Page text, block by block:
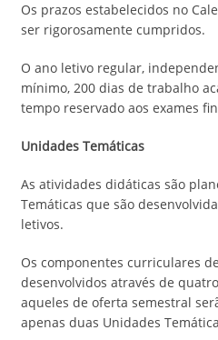
Os prazos estabelecidos no
ser rigorosamente cumpridos.
O ano letivo regular,
mínimo, 200 dias de trabalho
tempo reservado aos exames
Unidades Temáticas
As atividades didáticas são
Temáticas que são
letivos.
Os componentes curriculares
desenvolvidos através de
aqueles de oferta semestral
apenas duas Unidades